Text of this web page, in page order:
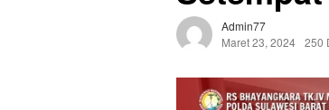
Admin77
Maret 23, 2024 250